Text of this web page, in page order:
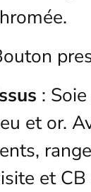
:
et or.
et